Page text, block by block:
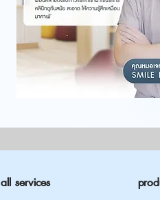
all services